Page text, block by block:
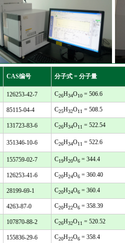
CAS编号 分子式 = 分子量
126253-42-7 C26H34O10 = 506.6
85115-04-4 C25H32O11 = 508.5
131723-83-6 C26H34O11 = 522.54
351346-10-6 C26H34O11 = 522.6
155759-02-7 C19H20O6 = 344.4
126253-41-6 C20H24O6 = 360.40
28199-69-1 C20H24O6 = 360.4
4263-87-0 C20H22O6 = 358.39
107870-88-2 C26H32O11 = 520.52
155836-29-6 C20H22O6 = 358.4